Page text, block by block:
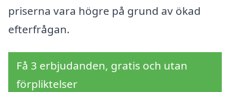
priserna vara högre på grund av ökad
efterfrågan.
Få 3 erbjudanden, gratis och utan
förpliktelser